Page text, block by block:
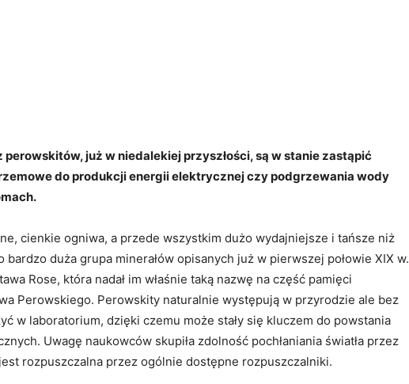
już w niedalekiej przyszłości, są w stanie zastąpić
do produkcji energii elektrycznej czy podgrzewania wody
cienkie ogniwa, a przede wszystkim dużo wydajniejsze i tańsze niż
duża grupa minerałów opisanych już w pierwszej połowie XIX w.
Rose, która nadał im właśnie taką nazwę na część pamięci
Perowskiego. Perowskity naturalnie występują w przyrodzie ale bez
w laboratorium, dzięki czemu może stały się kluczem do powstania
Uwagę naukowców skupiła zdolność pochłaniania światła przez
rozpuszczalna przez ogólnie dostępne rozpuszczalniki.